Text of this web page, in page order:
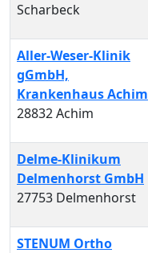
Scharbeck
Aller-Weser-Klinik
gGmbH,
Krankenhaus Achim
28832 Achim
Delme-Klinikum
Delmenhorst GmbH
27753 Delmenhorst
STENUM Ortho